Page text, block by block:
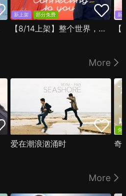
新上架 部分免费
【8/14上架】整个世界，只有你连上了我
新
More
爱在潮浪汹涌时
免
奇
More